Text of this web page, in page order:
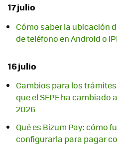
17 julio
Cómo saber la ubicación
de teléfono en Android o
16 julio
Cambios para los
que el SEPE ha cambiado
2026
Qué es Bizum Pay: cómo
configurarla para pagar